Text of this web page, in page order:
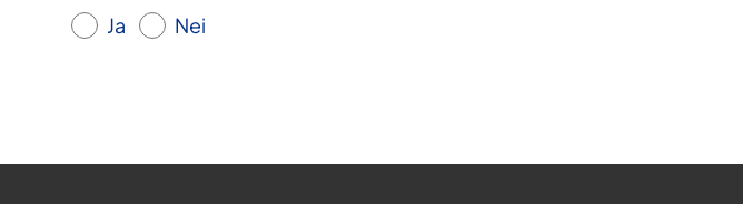
Ja Nei